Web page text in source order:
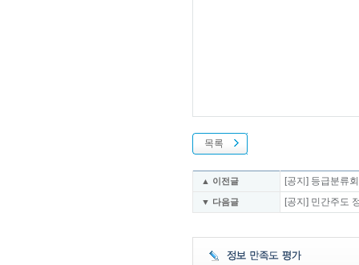
목록
▲ 이전글 [공지] 등급분류
▼ 다음글 [공지] 민간주도